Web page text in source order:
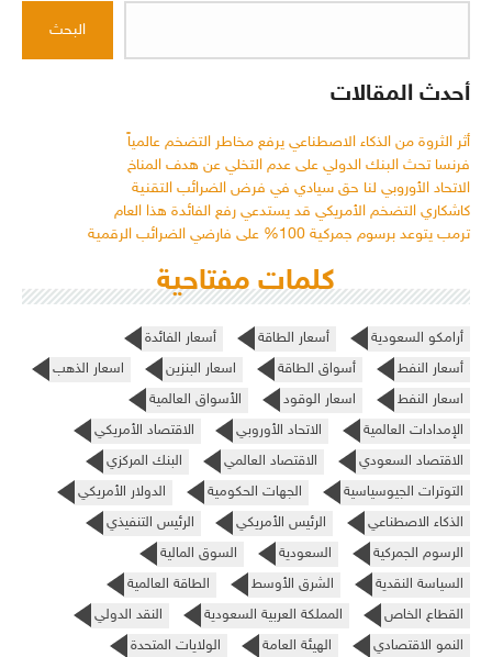
البحث
أحدث المقالات
أثر الثروة من الذكاء الاصطناعي يرفع مخاطر التضخم عالمياً
فرنسا تحث البنك الدولي على عدم التخلي عن هدف المناخ
الاتحاد الأوروبي لنا حق سيادي في فرض الضرائب التقنية
كاشكاري التضخم الأمريكي قد يستدعي رفع الفائدة هذا العام
ترمب يتوعد برسوم جمركية 100% على فارضي الضرائب الرقمية
كلمات مفتاحية
أرامكو السعودية أسعار الطاقة
أسعار الفائدة
أسعار النفط
أسواق الطاقة اسعار البنزين
اسعار الذهب
اسعار النفط
اسعار الوقود
الأسواق العالمية
الإمدادات العالمية
الاتحاد الأوروبي
الاقتصاد الأمريكي
الاقتصاد السعودي
الاقتصاد العالمي
البنك المركزي
التوترات الجيوسياسية
الجهات الحكومية
الدولار الأمريكي
الذكاء الاصطناعي
الرئيس الأمريكي
الرئيس التنفيذي
الرسوم الجمركية
السعودية
السوق المالية
السياسة النقدية
الشرق الأوسط
الطاقة العالمية
القطاع الخاص
المملكة العربية السعودية
النقد الدولي
النمو الاقتصادي
الهيئة العامة الولايات المتحدة